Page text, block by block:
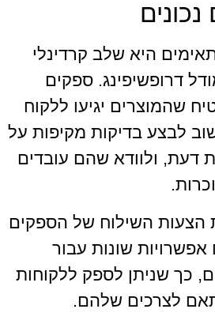
היא שלב קרדינלי
דרופשיפינג. ספקים
שהמוצרים יגיעו ללקוח
לבצע בדיקות מקיפות על
דעת, ולוודא שהם עובדים
הצעות השילוח של הספקים
שונות עבור
כך שניתן לספק ללקוחות
לצרכים שלהם.